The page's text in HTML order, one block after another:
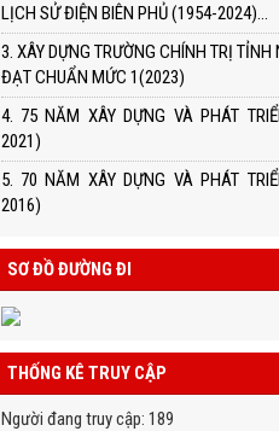
LỊCH SỬ ĐIỆN BIÊN PHỦ (1954-2024)...
3. XÂY DỰNG TRƯỜNG CHÍNH TRỊ TỈNH
ĐẠT CHUẨN MỨC 1(2023)
4. 75 NĂM XÂY DỰNG VÀ PHÁT
2021)
5. 70 NĂM XÂY DỰNG VÀ PHÁT
2016)
SƠ ĐỒ ĐƯỜNG ĐI
THỐNG KÊ TRUY CẬP
Người đang truy cập: 189